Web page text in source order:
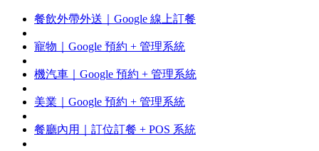
餐飲外帶外送｜Google 線上訂餐
寵物｜Google 預約 + 管理系統
機汽車｜Google 預約 + 管理系統
美業｜Google 預約 + 管理系統
餐廳內用｜訂位訂餐 + POS 系統